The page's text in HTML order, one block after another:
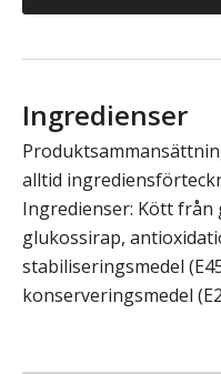
Ingredienser
alltid
Ingredienser: Kött från
glukossirap,
stabiliseringsmedel
konserveringsmedel